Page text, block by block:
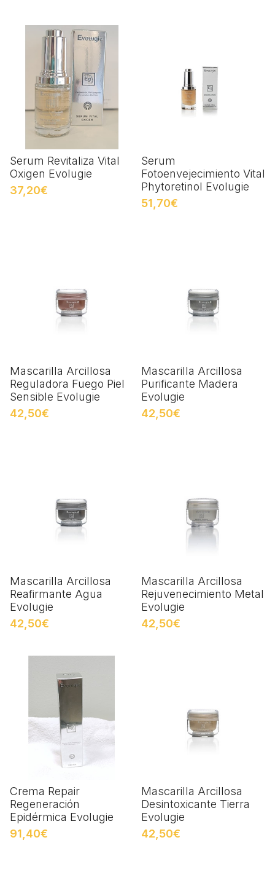
Serum Revitaliza Vital
Oxigen Evolugie
37,20€
Serum
Fotoenvejecimiento Vital
Phytoretinol Evolugie
51,70€
Mascarilla Arcillosa
Reguladora Fuego Piel
Sensible Evolugie
42,50€
Mascarilla Arcillosa
Purificante Madera
Evolugie
42,50€
Mascarilla Arcillosa
Reafirmante Agua
Evolugie
42,50€
Mascarilla Arcillosa
Rejuvenecimiento Metal
Evolugie
42,50€
Crema Repair
Regeneración
Epidérmica Evolugie
91,40€
Mascarilla Arcillosa
Desintoxicante Tierra
Evolugie
42,50€